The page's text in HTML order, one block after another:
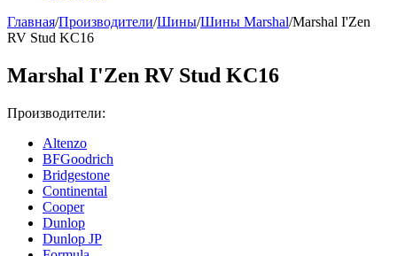
Главная/Производители/Шины/Шины Marshal/Marshal I'Zen
RV Stud KC16
Marshal I'Zen RV Stud KC16
Производители:
Altenzo
BFGoodrich
Bridgestone
Continental
Cooper
Dunlop
Dunlop JP